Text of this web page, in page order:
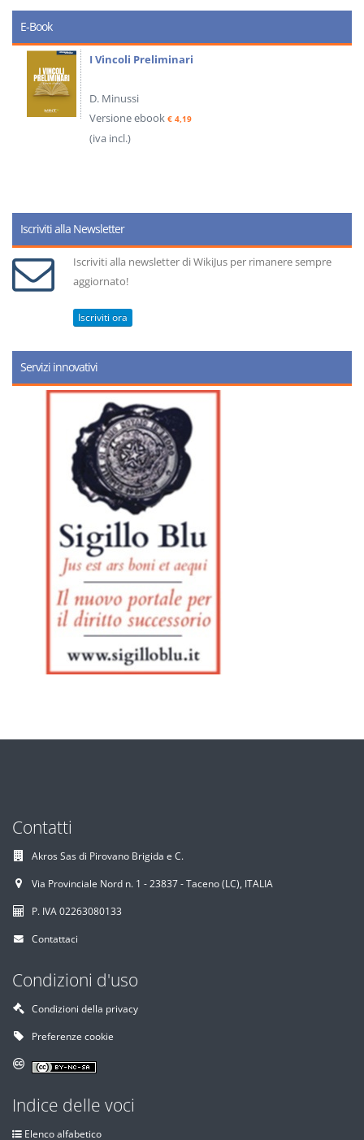
E-Book
I Vincoli Preliminari
D. Minussi
Versione ebook € 4,19
(iva incl.)
Iscriviti alla Newsletter
Iscriviti alla newsletter di WikiJus per rimanere sempre
aggiornato!
Iscriviti ora
Servizi innovativi
Contatti
Akros Sas di Pirovano Brigida e C.
Via Provinciale Nord n. 1 - 23837 - Taceno (LC), ITALIA
P. IVA 02263080133
Contattaci
Condizioni d'uso
Condizioni della privacy
Preferenze cookie
Indice delle voci
Elenco alfabetico